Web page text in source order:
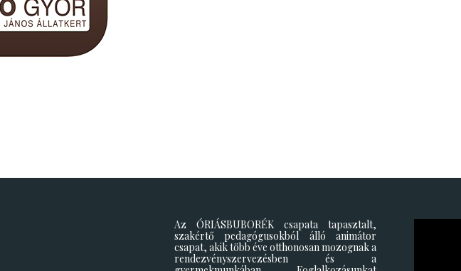
Az ÓRIÁSBUBORÉK csapata tapasztalt,
szakértő pedagógusokból álló animátor
csapat, akik több éve otthonosan mozognak a
rendezvényszervezésben és a